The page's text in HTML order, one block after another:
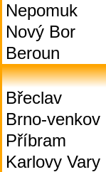
Nepomuk
Nový Bor
Beroun
Břeclav
Brno-venkov
Příbram
Karlovy Vary